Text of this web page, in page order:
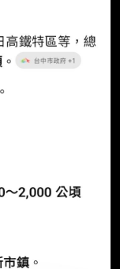
活機能、學區
退，說台中的
重劃區太多、